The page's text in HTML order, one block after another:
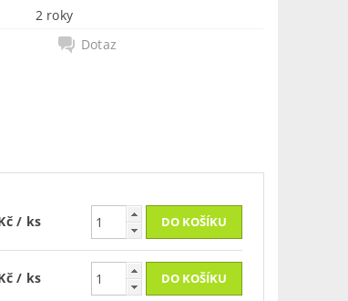
2 roky
Dotaz
/ ks
/ ks